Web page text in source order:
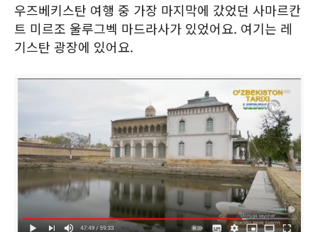
우즈베키스탄 여행 중 가장 마지막에 갔었던 사마르칸
트 미르조 울루그벡 마드라사가 있었어요. 여기는 레
기스탄 광장에 있어요.